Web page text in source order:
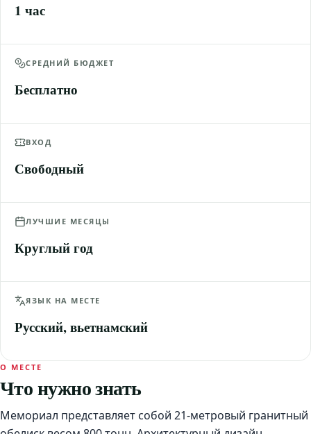
1 час
СРЕДНИЙ БЮДЖЕТ
Бесплатно
ВХОД
Свободный
ЛУЧШИЕ МЕСЯЦЫ
Круглый год
ЯЗЫК НА МЕСТЕ
Русский, вьетнамский
О МЕСТЕ
Что нужно знать
Мемориал представляет собой 21-метровый гранитный